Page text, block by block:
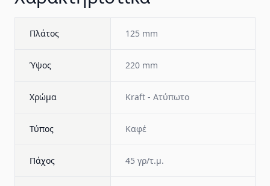
Πλάτος 125 mm
Ύψος 220 mm
Χρώμα Kraft - Ατύπωτο
Τύπος Καφέ
Πάχος 45 γρ/τ.μ.